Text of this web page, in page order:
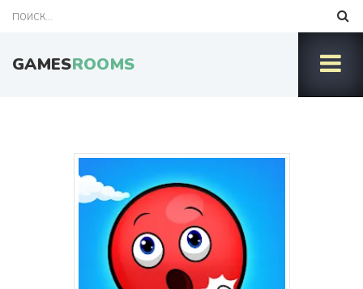
GAMESROOMS